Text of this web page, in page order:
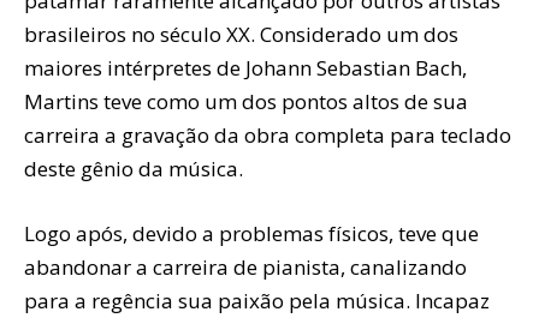
brasileiros no século XX. Considerado um dos
maiores intérpretes de Johann Sebastian Bach,
Martins teve como um dos pontos altos de sua
carreira a gravação da obra completa para teclado
deste gênio da música.
Logo após, devido a problemas físicos, teve que
abandonar a carreira de pianista, canalizando
para a regência sua paixão pela música. Incapaz